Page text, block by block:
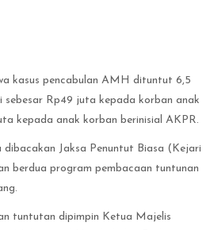
kasus pencabulan AMH dituntut 6,5
sebesar Rp49 juta kepada korban anak
kepada anak korban berinisial AKPR.
dibacakan Jaksa Penuntut Biasa (Kejari
berdua program pembacaan tuntunan
tuntutan dipimpin Ketua Majelis